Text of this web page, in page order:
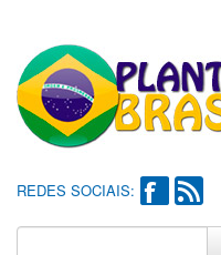
REDES SOCIAIS: